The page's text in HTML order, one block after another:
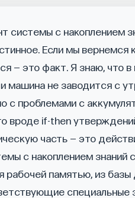
системы с накоплением
Если мы вернемся
— это факт. Я знаю, что
машина не заводится с
с проблемами с
вроде if-then
часть — это
с накоплением знаний
рабочей памятью, из
специальные